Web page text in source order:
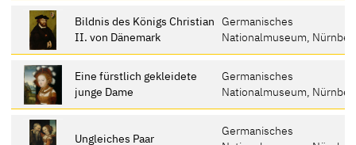
Bildnis des Königs Christian
II. von Dänemark
Germanisches
Nationalmuseum,
Eine fürstlich gekleidete
junge Dame
Germanisches
Nationalmuseum,
Ungleiches Paar
Germanisches